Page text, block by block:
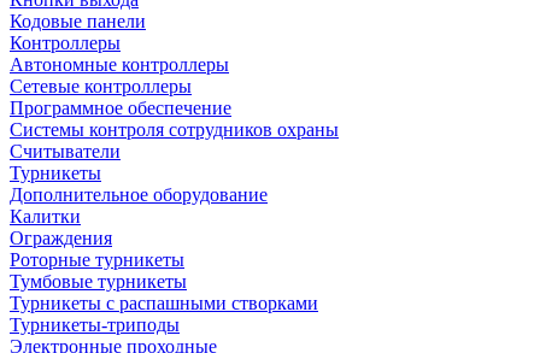
Кодовые панели
Контроллеры
Автономные контроллеры
Сетевые контроллеры
Программное обеспечение
Системы контроля сотрудников охраны
Считыватели
Турникеты
Дополнительное оборудование
Калитки
Ограждения
Роторные турникеты
Тумбовые турникеты
Турникеты с распашными створками
Турникеты-триподы
Электронные проходные